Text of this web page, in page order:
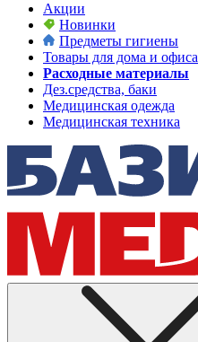
Акции
Новинки
Предметы гигиены
Товары для дома и офиса
Расходные материалы
Дез.средства, баки
Медицинская одежда
Медицинская техника